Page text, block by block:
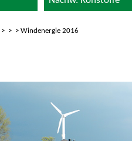
> > > Windenergie 2016